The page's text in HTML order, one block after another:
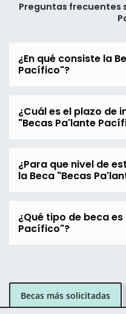
Preguntas frecuentes
¿En qué consiste la
Pacífico"?
¿Cuál es el plazo de
"Becas Pa'lante
¿Para que nivel de
la Beca "Becas
¿Qué tipo de beca
Pacífico"?
Becas más solicitadas